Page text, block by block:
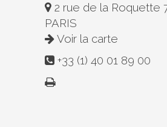
2 rue de la Roquette
PARIS
Voir la carte
+33 (1) 40 01 89 00